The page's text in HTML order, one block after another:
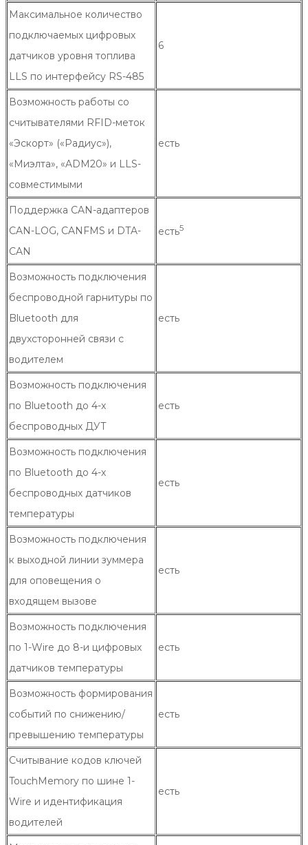
Максимальное количество
подключаемых цифровых
датчиков уровня топлива
LLS по интерфейсу RS-485
6
Возможность работы со
считывателями RFID-меток
«Эскорт» («Радиус»),
«Миэлта», «ADM20» и LLS-
совместимыми
есть
Поддержка CAN-адаптеров
CAN-LOG, CANFMS и DTA-
CAN
есть5
Возможность подключения
беспроводной гарнитуры по
Bluetooth для
двухсторонней связи с
водителем
есть
Возможность подключения
по Bluetooth до 4-х
беспроводных ДУТ
есть
Возможность подключения
по Bluetooth до 4-х
беспроводных датчиков
температуры
есть
Возможность подключения
к выходной линии зуммера
для оповещения о
входящем вызове
есть
Возможность подключения
по 1-Wire до 8-и цифровых
датчиков температуры
есть
Возможность формирования
событий по снижению/
превышению температуры
есть
Считывание кодов ключей
TouchMemory по шине 1-
Wire и идентификация
водителей
есть